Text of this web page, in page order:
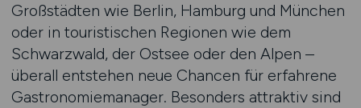
Großstädten wie Berlin, Hamburg und München
oder in touristischen Regionen wie dem
Schwarzwald, der Ostsee oder den Alpen –
überall entstehen neue Chancen für erfahrene
Gastronomiemanager. Besonders attraktiv sind